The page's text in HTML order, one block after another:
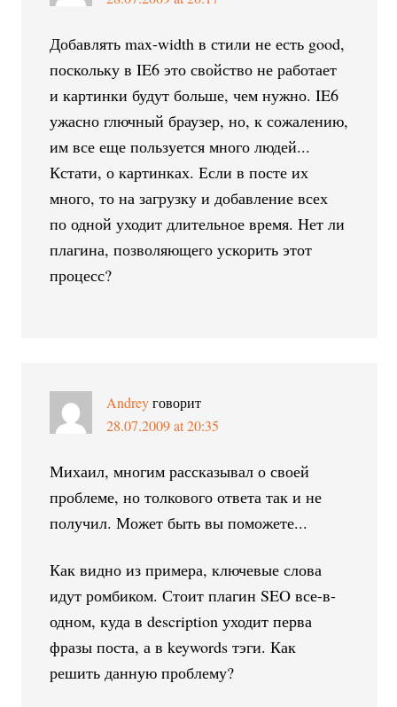
Добавлять max-width в стили не есть good,
поскольку в IE6 это свойство не работает
и картинки будут больше, чем нужно. IE6
ужасно глючный браузер, но, к сожалению,
им все еще пользуется много людей...
Кстати, о картинках. Если в посте их
много, то на загрузку и добавление всех
по одной уходит длительное время. Нет ли
плагина, позволяющего ускорить этот
процесс?
Andrey говорит
28.07.2009 at 20:35
Михаил, многим рассказывал о своей
проблеме, но толкового ответа так и не
получил. Может быть вы поможете...
Как видно из примера, ключевые слова
идут ромбиком. Стоит плагин SEO все-в-
одном, куда в description уходит перва
фразы поста, а в keywords тэги. Как
решить данную проблему?